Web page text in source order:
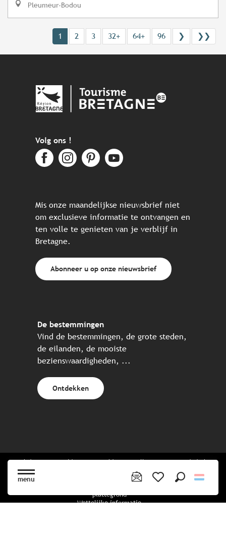
menu
Pleumeur-Bodou
1 2 3 32+ 64+ 96 ❯ ❯❯
Volg ons !
Mis onze maandelijkse nieuwsbrief niet
om exclusieve informatie te ontvangen en
ten volle te genieten van je verblijf in
Bretagne.
Abonneer u op onze nieuwsbrief
De bestemmingen
Vind de bestemmingen, de grote steden,
de eilanden, de mooiste
bezienswaardigheden, ...
Ontdekken
Website gecreëerd in samenwerking met alle Bretonse toeristische
plattegrond
Wettelijke informatie